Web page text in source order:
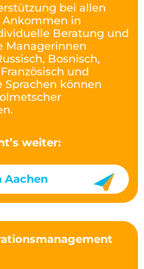
bei allen
Ankommen in
Beratung und
Managerinnen
Bosnisch,
und
Sprachen können
weiter:
Aachen